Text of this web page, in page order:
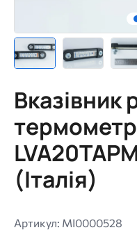
Вказівник
(Італія)
Артикул: MI0000528